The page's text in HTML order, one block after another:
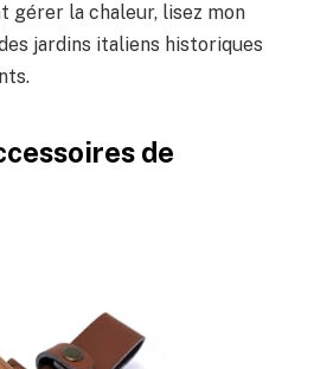
gérer la chaleur, lisez mon
jardins italiens historiques
de